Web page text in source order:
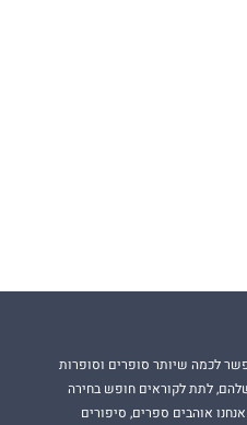
לכמה שיותר סופרים וסופרות
לתת לקוראים חופש בחירה
אוהבים ספרים, סיפורים